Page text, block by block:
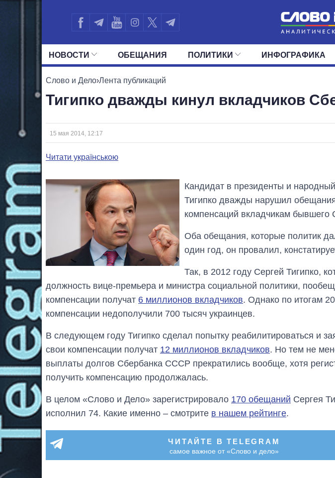
НОВОСТИ
ПОЛИТИКА
ОБЕЩАНИЯ ПОЛИТИКИ
ВСЕ ПОЛИТИКИ
ДЕПУТАТЫ КОМИТЕТЫ
ИНФОГРАФИКА
Слово и Дело›Лента публикаций
Тигипко дважды кинул вкладчиков
15 мая 2014, 12:17
Читати українською
Кандидат в президенты и
Тигипко дважды нарушил
компенсаций вкладчикам
Оба обещания, которые политик
один год, он провалил,
Так, в 2012 году Сергей Тигипко,
должность вице-премьера и министра социальной политики,
компенсации получат 6 миллионов вкладчиков. Однако по итогам
компенсации недополучили 700 тысяч украинцев.
В следующем году Тигипко сделал попытку реабилитироваться и
свои компенсации получат 12 миллионов вкладчиков. Но тем не
выплаты долгов Сбербанка СССР прекратились вообще, хотя
получить компенсацию продолжалась.
В целом «Слово и Дело» зарегистрировало 170 обещаний Сергея
исполнил 74. Какие именно – смотрите в нашем рейтинге.
ЧИТАЙТЕ В TELEGRAM
самое важное от «Слово и дело»